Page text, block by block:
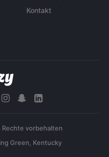
Kontakt
Rechte vorbehalten